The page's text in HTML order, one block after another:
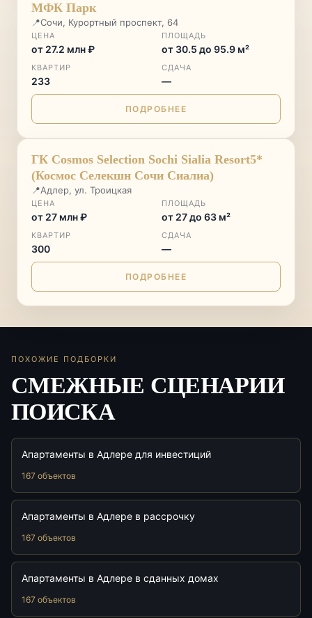
МФК Парк
📍Сочи, Курортный проспект, 64
ЦЕНА
от 27.2 млн ₽
ПЛОЩАДЬ
от 30.5 до 95.9 м²
КВАРТИР
233
СДАЧА
—
ПОДРОБНЕЕ
ГК Cosmos Selection Sochi Sialia Resort5*
(Космос Селекшн Сочи Сиалиа)
📍Адлер, ул. Троицкая
ЦЕНА
от 27 млн ₽
ПЛОЩАДЬ
от 27 до 63 м²
КВАРТИР
300
СДАЧА
—
ПОДРОБНЕЕ
ПОХОЖИЕ ПОДБОРКИ
СМЕЖНЫЕ СЦЕНАРИИ
ПОИСКА
Апартаменты в Адлере для инвестиций
167 объектов
Апартаменты в Адлере в рассрочку
167 объектов
Апартаменты в Адлере в сданных домах
167 объектов